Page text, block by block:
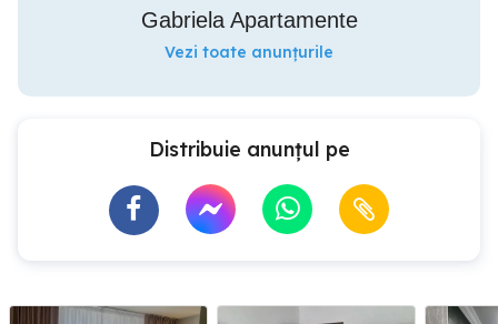
Gabriela Apartamente
Vezi toate anunțurile
Distribuie anunțul pe